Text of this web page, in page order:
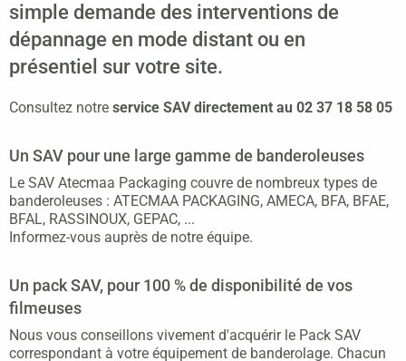
simple demande des interventions de
dépannage en mode distant ou en
présentiel sur votre site.
Consultez notre service SAV directement au 02 37 18 58 05
Un SAV pour une large gamme de banderoleuses
Le SAV Atecmaa Packaging couvre de nombreux types de
banderoleuses : ATECMAA PACKAGING, AMECA, BFA, BFAE,
BFAL, RASSINOUX, GEPAC, ...
Informez-vous auprès de notre équipe.
Un pack SAV, pour 100 % de disponibilité de vos
filmeuses
Nous vous conseillons vivement d'acquérir le Pack SAV
correspondant à votre équipement de banderolage. Chacun